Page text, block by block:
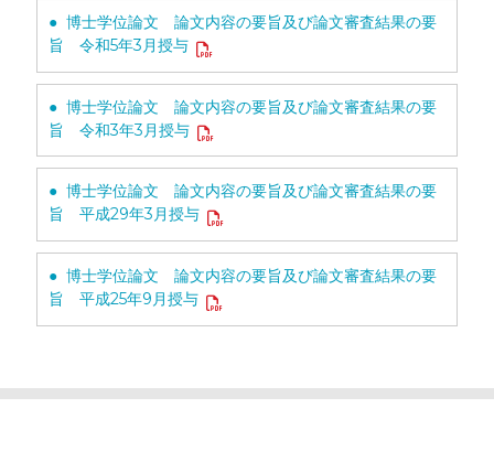
● 博士学位論文 論文内容の要旨及び論文審査結果の要
旨 令和5年3月授与
● 博士学位論文 論文内容の要旨及び論文審査結果の要
旨 令和3年3月授与
● 博士学位論文 論文内容の要旨及び論文審査結果の要
旨 平成29年3月授与
● 博士学位論文 論文内容の要旨及び論文審査結果の要
旨 平成25年9月授与